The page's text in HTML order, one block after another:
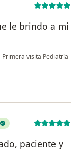
le brindo a mi
Primera visita Pediatría
paciente y